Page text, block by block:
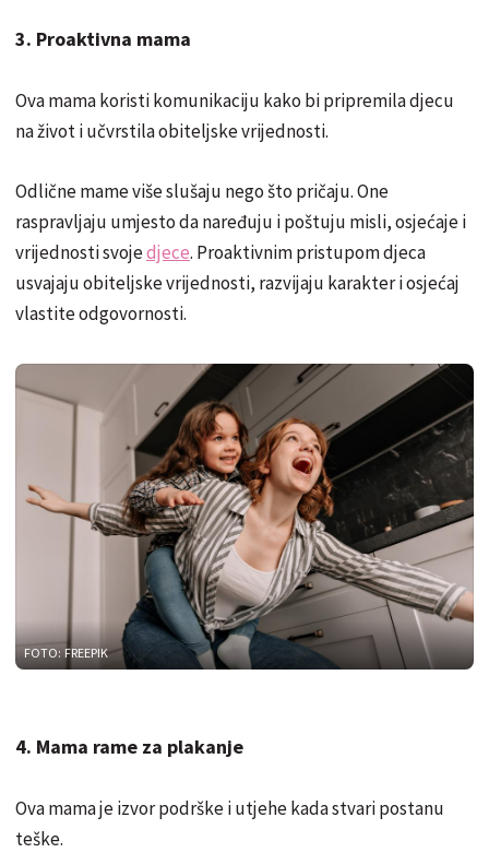
3. Proaktivna mama
Ova mama koristi komunikaciju kako bi pripremila djecu
na život i učvrstila obiteljske vrijednosti.
Odlične mame više slušaju nego što pričaju. One
raspravljaju umjesto da naređuju i poštuju misli, osjećaje i
vrijednosti svojedjece. Proaktivnim pristupom djeca
usvajaju obiteljske vrijednosti, razvijaju karakter i osjećaj
vlastite odgovornosti.
FOTO: FREEPIK
4. Mama rame za plakanje
Ova mama je izvor podrške i utjehe kada stvari postanu
teške.